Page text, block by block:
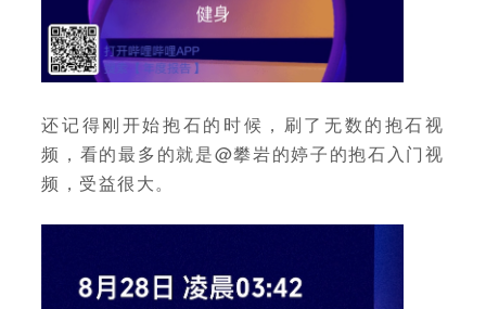
还记得刚开始抱石的时候，刷了无数的抱石视
频，看的最多的就是@攀岩的婷子的抱石入门视
频，受益很大。